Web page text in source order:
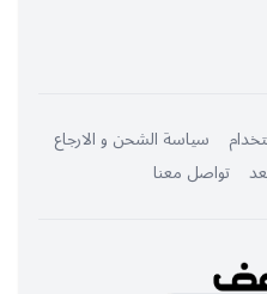
سياسة الشحن و الارجاع
تواصل معنا